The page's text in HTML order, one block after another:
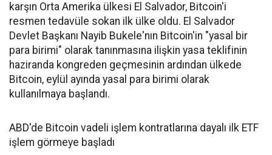
karşın Orta Amerika ülkesi El Salvador, Bitcoin'i
resmen tedavüle sokan ilk ülke oldu. El Salvador
Devlet Başkanı Nayib Bukele'nın Bitcoin'in "yasal bir
para birimi" olarak tanınmasına ilişkin yasa teklifinin
haziranda kongreden geçmesinin ardından ülkede
Bitcoin, eylül ayında yasal para birimi olarak
kullanılmaya başlandı.
ABD'de Bitcoin vadeli işlem kontratlarına dayalı ilk ETF
işlem görmeye başladı